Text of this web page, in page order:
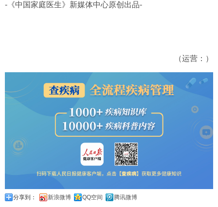
- 《中国家庭医生》新媒体中心原创出品-
（运营：）
分享到： 新浪微博 QQ空间 腾讯微博